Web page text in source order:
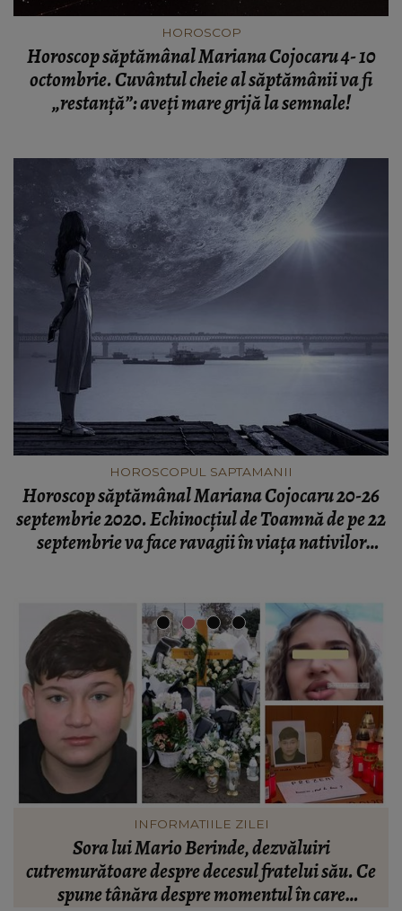
HOROSCOP
Horoscop săptămânal Mariana Cojocaru 4- 10
octombrie. Cuvântul cheie al săptămânii va fi
„restanță”: aveți mare grijă la semnale!
HOROSCOPUL SAPTAMANII
Horoscop săptămânal Mariana Cojocaru 20-26
septembrie 2020. Echinocțiul de Toamnă de pe 22
septembrie va face ravagii în viața nativilor
HOROSCOP
Ce tip de machiaj te avantajează în funcție de
zodie. Îți evidențiază cel mai bine personalitatea